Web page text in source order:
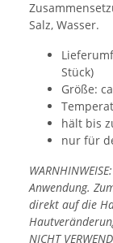
Salz, Wasser.
Stück)
Größe:
hält bis
nur für
Anwendung.
direkt auf die
NICHT